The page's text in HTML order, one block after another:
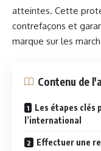
atteintes. Cette
contrefaçons et
marque sur les
Contenu de
Les étapes clés
l’international
Effectuer une